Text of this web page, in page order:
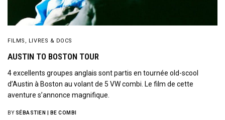
FILMS, LIVRES & DOCS
AUSTIN TO BOSTON TOUR
4 excellents groupes anglais sont partis en tournée old-scool
d’Austin à Boston au volant de 5 VW combi. Le film de cette
aventure s’annonce magnifique.
BY SÉBASTIEN | BE COMBI